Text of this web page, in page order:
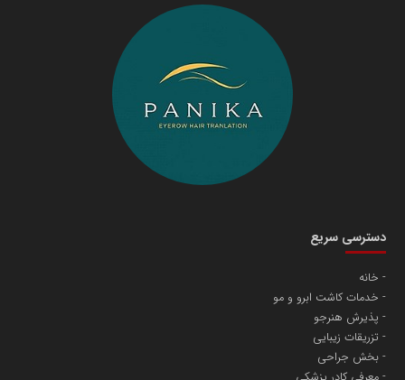
دانشگاه سئوی ایران
سازمان صنعت،معدن و تجارت
آهن و فولاد غدیر ایرانیان
تامین آهن اسفنجی تولیدکنندگان فولاد در کشور
مریم حاج نوروز نظری
دسترسی سریع
خانه
خدمات کاشت ابرو و مو
پذیرش هنرجو
تزریقات زیبایی
بخش جراحی